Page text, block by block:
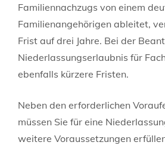
Familiennachzugs von einem
Familienangehörigen ableitet,
Frist auf drei Jahre. Bei der
Niederlassungserlaubnis für
ebenfalls kürzere Fristen.
Neben den erforderlichen
müssen Sie für eine
weitere Voraussetzungen